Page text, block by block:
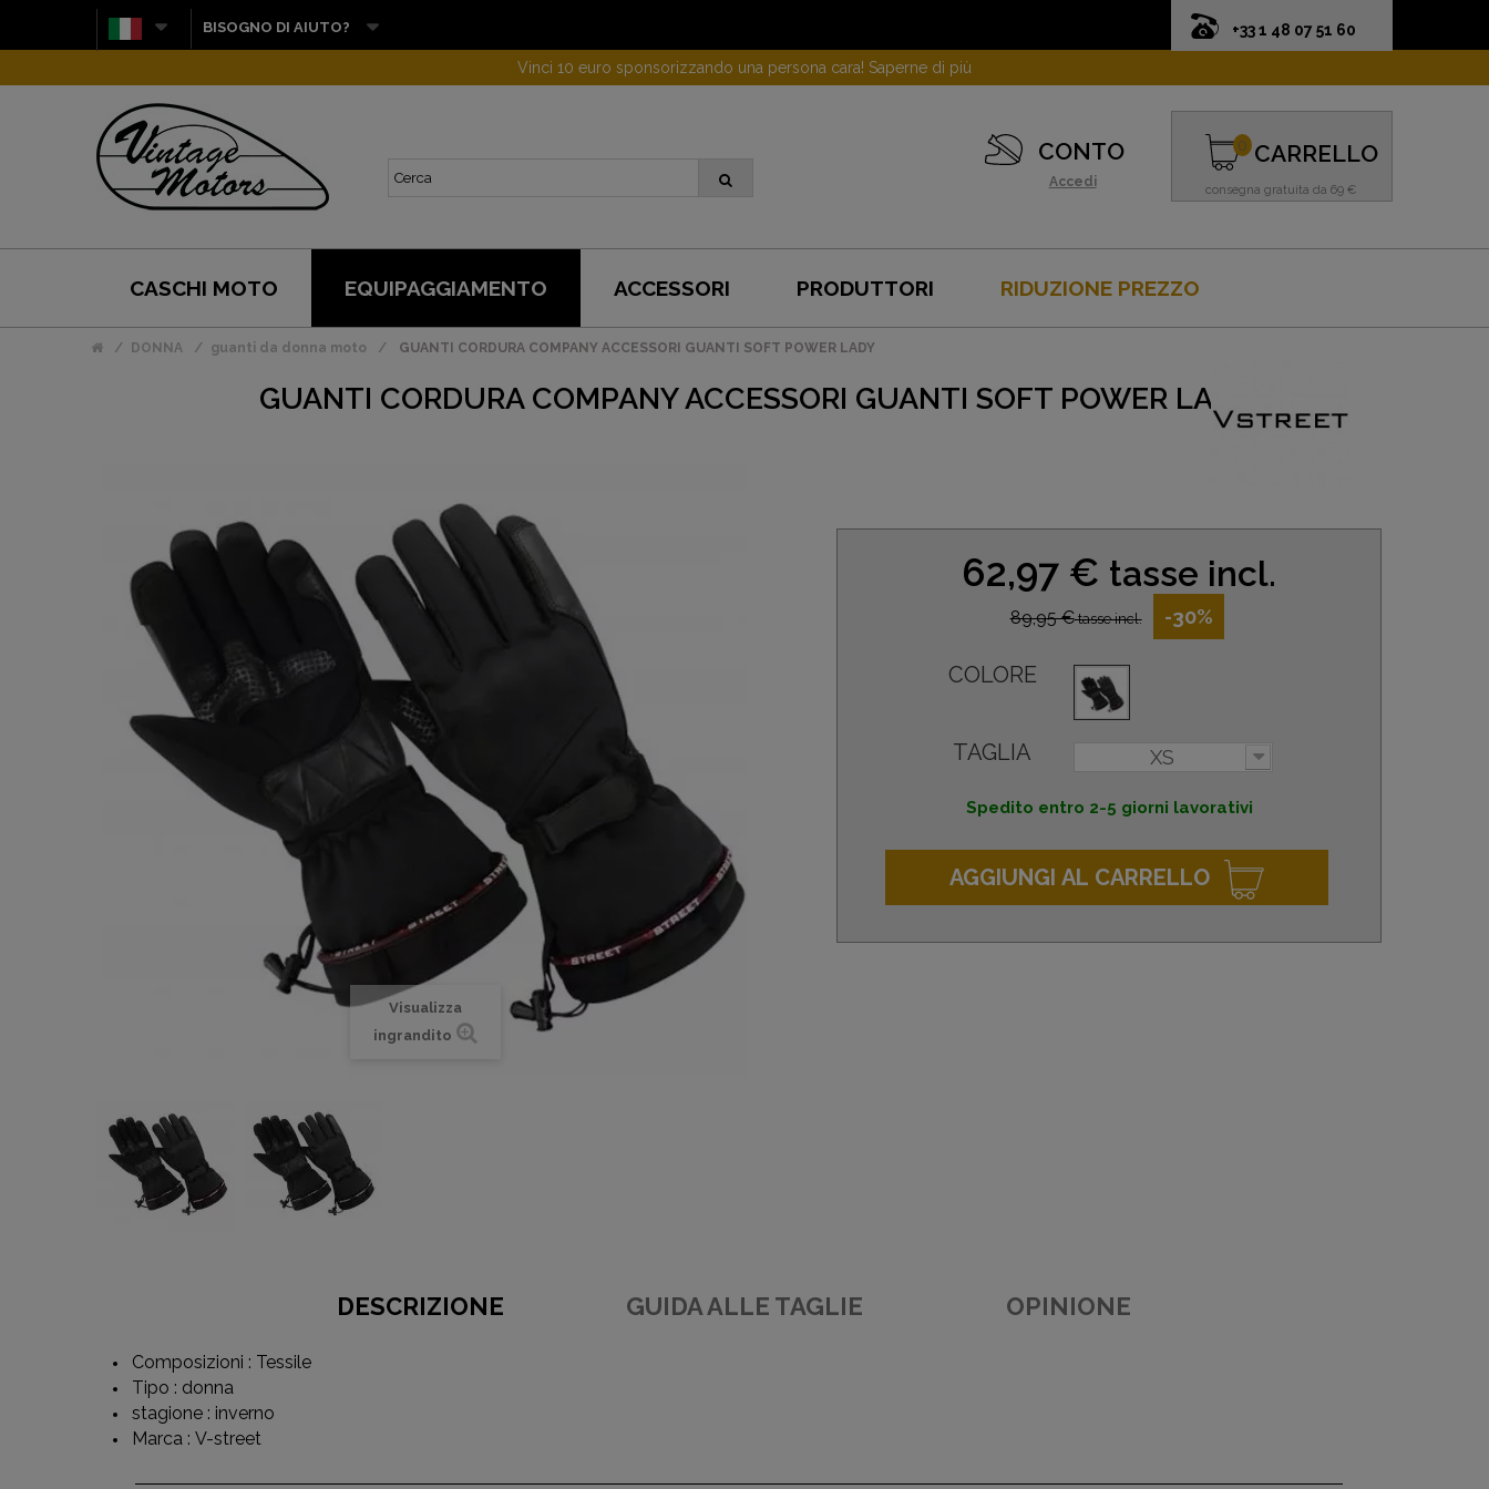
+33 1 48 07 51 60
BISOGNO DI AIUTO?
Vinci 10 euro sponsorizzando una persona cara! Saperne di più
CONTO
Accedi
CARRELLO
consegna gratuita da 69 €
0
CASCHI MOTO EQUIPAGGIAMENTO ACCESSORI PRODUTTORI RIDUZIONE PREZZO
DONNA guanti da donna moto GUANTI CORDURA COMPANY ACCESSORI GUANTI SOFT POWER LADY
GUANTI CORDURA COMPANY ACCESSORI GUANTI SOFT POWER LADY
Visualizza
ingrandito
62,97 € tasse incl.
89,95 €tasse incl. -30%
COLORE
TAGLIA XS
Spedito entro 2-5 giorni lavorativi
AGGIUNGI AL CARRELLO
DESCRIZIONE GUIDA ALLE TAGLIE OPINIONE
Composizioni : Tessile
Tipo : donna
stagione : inverno
Marca : V-street